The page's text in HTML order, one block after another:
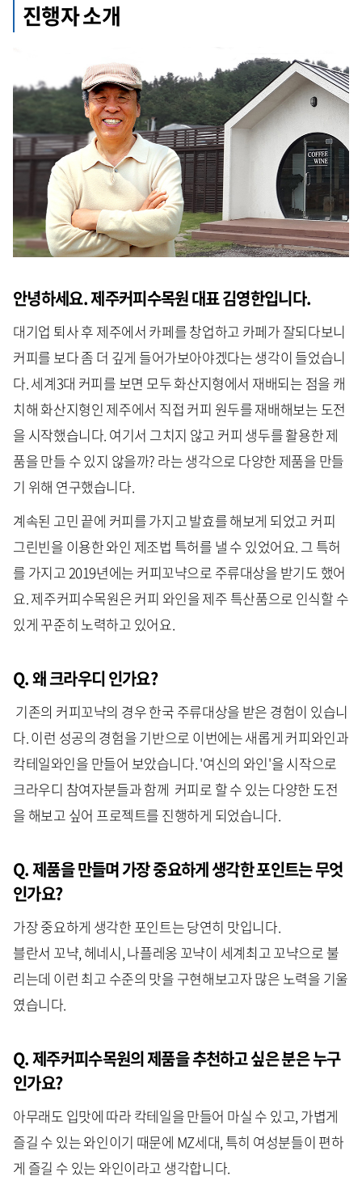
진행자 소개
안녕하세요. 제주커피수목원 대표 김영한입니다.
대기업 퇴사 후 제주에서 카페를 창업하고 카페가 잘되다보니
커피를 보다 좀 더 깊게 들어가보아야겠다는 생각이 들었습니
다. 세계3대 커피를 보면 모두 화산지형에서 재배되는 점을 캐
치해 화산지형인 제주에서 직접 커피 원두를 재배해보는 도전
을 시작했습니다. 여기서 그치지 않고 커피 생두를 활용한 제
품을 만들 수 있지 않을까? 라는 생각으로 다양한 제품을 만들
기 위해 연구했습니다.
계속된 고민 끝에 커피를 가지고 발효를 해보게 되었고 커피
그린빈을 이용한 와인 제조법 특허를 낼 수 있었어요. 그 특허
를 가지고 2019년에는 커피꼬냑으로 주류대상을 받기도 했어
요. 제주커피수목원은 커피 와인을 제주 특산품으로 인식할 수
있게 꾸준히 노력하고 있어요.
Q. 왜 크라우디 인가요?
기존의 커피꼬냑의 경우 한국 주류대상을 받은 경험이 있습니
다. 이런 성공의 경험을 기반으로 이번에는 새롭게 커피와인과
칵테일와인을 만들어 보았습니다. '여신의 와인'을 시작으로
크라우디 참여자분들과 함께 커피로 할 수 있는 다양한 도전
을 해보고 싶어 프로젝트를 진행하게 되었습니다.
Q. 제품을 만들며 가장 중요하게 생각한 포인트는 무엇
인가요?
가장 중요하게 생각한 포인트는 당연히 맛입니다.
블란서 꼬냑, 헤네시, 나플레옹 꼬냑이 세계최고 꼬냑으로 불
리는데 이런 최고 수준의 맛을 구현해보고자 많은 노력을 기울
였습니다.
Q. 제주커피수목원의 제품을 추천하고 싶은 분은 누구
인가요?
아무래도 입맛에 따라 칵테일을 만들어 마실 수 있고, 가볍게
즐길 수 있는 와인이기 때문에 MZ세대, 특히 여성분들이 편하
게 즐길 수 있는 와인이라고 생각합니다.